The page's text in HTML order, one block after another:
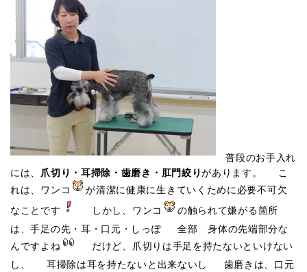
普段のお手入れ
には、 爪切り・耳掃除・歯磨き・肛門絞りがあります。 こ
れは、ワンコ
が清潔に健康に生きていくために必要不可欠
なことです
しかし、ワンコ
の触られて嫌がる箇所
は、手足の先・耳・口元・しっぽ 全部 身体の先端部分な
んですよね
だけど、爪切りは手足を持たないといけない
し、 耳掃除は耳を持たないと出来ないし 歯磨きは、口元